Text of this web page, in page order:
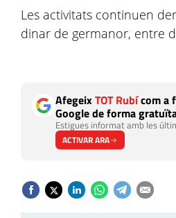
Les activitats continuen
dinar de germanor, entre
AfegeixTOT Rubícom a
Google de forma
Estigues informat amb les
ACTIVAR ARA